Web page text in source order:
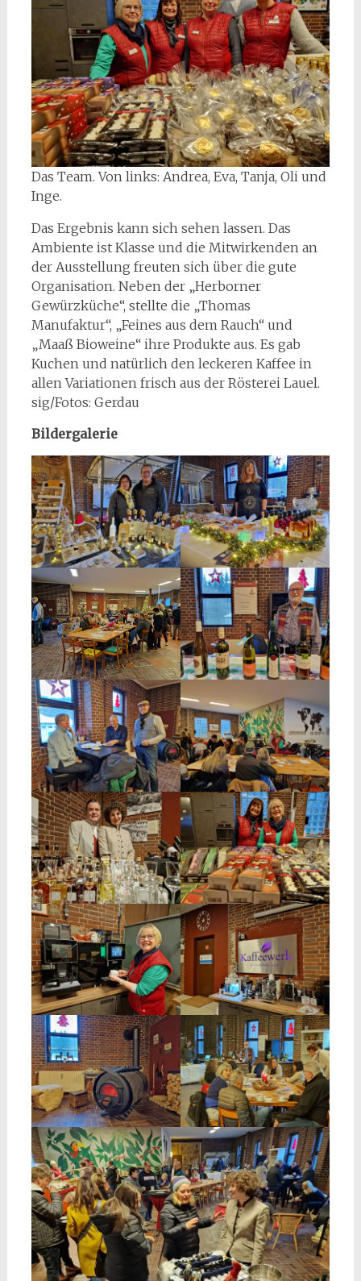
Das Team. Von links: Andrea, Eva, Tanja, Oli und
Inge.
Das Ergebnis kann sich sehen lassen. Das
Ambiente ist Klasse und die Mitwirkenden an
der Ausstellung freuten sich über die gute
Organisation. Neben der „Herborner
Gewürzküche“, stellte die „Thomas
Manufaktur“, „Feines aus dem Rauch“ und
„Maaß Bioweine“ ihre Produkte aus. Es gab
Kuchen und natürlich den leckeren Kaffee in
allen Variationen frisch aus der Rösterei Lauel.
sig/Fotos: Gerdau
Bildergalerie